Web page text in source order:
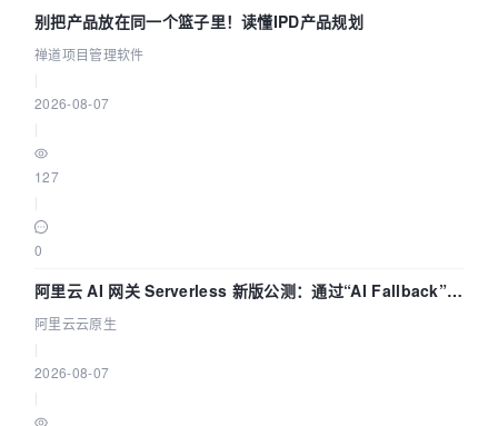
别把产品放在同一个篮子里！读懂IPD产品规划
禅道项目管理软件
2026-08-07
127
0
阿里云 AI 网关 Serverless 新版公测：通过“AI Fallback”与
拓扑可视化构建 AI 流量治理底座
阿里云云原生
2026-08-07